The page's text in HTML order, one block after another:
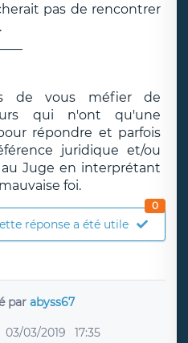
pas de rencontrer
de vous méfier de
qui n'ont qu'une
répondre et parfois
juridique et/ou
Juge en interprétant
foi.
réponse a été utile
0
parabyss67
03/03/2019 17:35